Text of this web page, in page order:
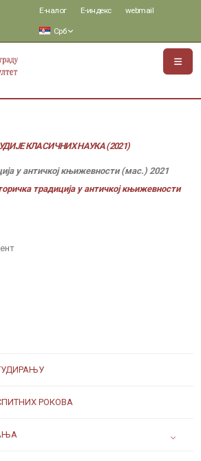
Е-налог Е-индекс webmail
Срб
РОКОВА
КЛАСИЧНИХ НАУКА (2021)
у античкој књижевности (мас.) 2021
традиција у античкој књижевности